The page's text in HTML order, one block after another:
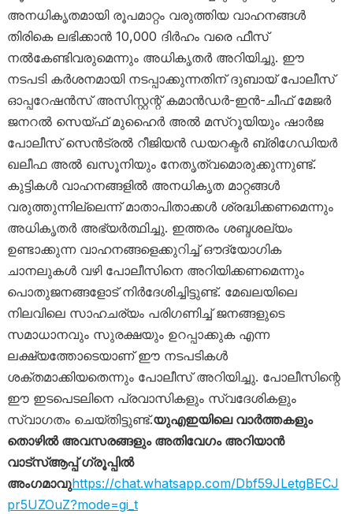
അനധികൃതമായി രൂപമാറ്റം വരുത്തിയ വാഹനങ്ങൾ
തിരികെ ലഭിക്കാൻ 10,000 ദിർഹം വരെ ഫീസ്
നൽകേണ്ടിവരുമെന്നും അധികൃതർ അറിയിച്ചു. ഈ
നടപടി കർശനമായി നടപ്പാക്കുന്നതിന് ദുബായ് പോലീസ്
ഓപ്പറേഷൻസ് അസിസ്റ്റന്റ് കമാൻഡർ-ഇൻ-ചീഫ് മേജർ
ജനറൽ സെയ്ഫ് മുഹൈർ അൽ മസ്‌റൂയിയും ഷാർജ
പോലീസ് സെൻട്രൽ റീജിയൻ ഡയറക്ടർ ബ്രിഗേഡിയർ
ഖലീഫ അൽ ഖസൂനിയും നേതൃത്വമൊരുക്കുന്നുണ്ട്.
കുട്ടികൾ വാഹനങ്ങളിൽ അനധികൃത മാറ്റങ്ങൾ
വരുത്തുന്നില്ലെന്ന് മാതാപിതാക്കൾ ശ്രദ്ധിക്കണമെന്നും
അധികൃതർ അഭ്യർത്ഥിച്ചു. ഇത്തരം ശബ്ദശല്യം
ഉണ്ടാക്കുന്ന വാഹനങ്ങളെക്കുറിച്ച് ഔദ്യോഗിക
ചാനലുകൾ വഴി പോലീസിനെ അറിയിക്കണമെന്നും
പൊതുജനങ്ങളോട് നിർദേശിച്ചിട്ടുണ്ട്. മേഖലയിലെ
നിലവിലെ സാഹചര്യം പരിഗണിച്ച് ജനങ്ങളുടെ
സമാധാനവും സുരക്ഷയും ഉറപ്പാക്കുക എന്ന
ലക്ഷ്യത്തോടെയാണ് ഈ നടപടികൾ
ശക്തമാക്കിയതെന്നും പോലീസ് അറിയിച്ചു. പോലീസിന്റെ
ഈ ഇടപെടലിനെ പ്രവാസികളും സ്വദേശികളും
സ്വാഗതം ചെയ്തിട്ടുണ്ട്.യുഎഇയിലെ വാർത്തകളും
തൊഴിൽ അവസരങ്ങളും അതിവേഗം അറിയാൻ
വാട്സ്ആപ്പ് ഗ്രൂപ്പിൽ
അംഗമാവുhttps://chat.whatsapp.com/Dbf59JLetgBECJ
pr5UZOuZ?mode=gi_t